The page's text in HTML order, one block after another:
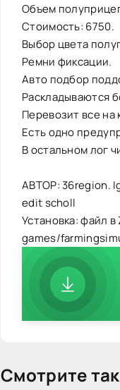
Объем
Стоимость: 6750.
Выбор цвета
Ремни фиксации.
Авто подбор
Раскладываются
Перевозит все
Есть одно
В остальном лог
АВТОР: 36region.
edit scholl
Установка: файл
games/
Смотрите